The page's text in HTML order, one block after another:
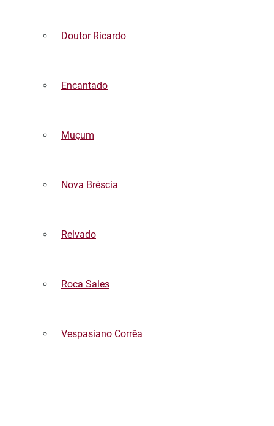
Doutor Ricardo
Encantado
Muçum
Nova Bréscia
Relvado
Roca Sales
Vespasiano Corrêa